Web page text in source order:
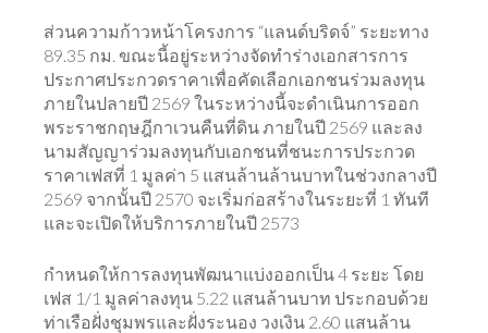
ส่วนความก้าวหน้าโครงการ “แลนด์บริดจ์” ระยะทาง
89.35 กม. ขณะนี้อยู่ระหว่างจัดทำร่างเอกสารการ
ประกาศประกวดราคาเพื่อคัดเลือกเอกชนร่วมลงทุน
ภายในปลายปี 2569 ในระหว่างนี้จะดำเนินการออก
พระราชกฤษฎีกาเวนคืนที่ดิน ภายในปี 2569 และลง
นามสัญญาร่วมลงทุนกับเอกชนที่ชนะการประกวด
ราคาเฟสที่ 1 มูลค่า 5 แสนล้านล้านบาทในช่วงกลางปี
2569 จากนั้นปี 2570 จะเริ่มก่อสร้างในระยะที่ 1 ทันที
และจะเปิดให้บริการภายในปี 2573
กำหนดให้การลงทุนพัฒนาแบ่งออกเป็น 4 ระยะ โดย
เฟส 1/1 มูลค่าลงทุน 5.22 แสนล้านบาท ประกอบด้วย
ท่าเรือฝั่งชุมพรและฝั่งระนอง วงเงิน 2.60 แสนล้าน